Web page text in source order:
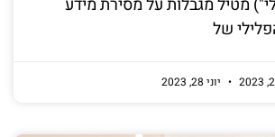
של
יוני 28, 2023